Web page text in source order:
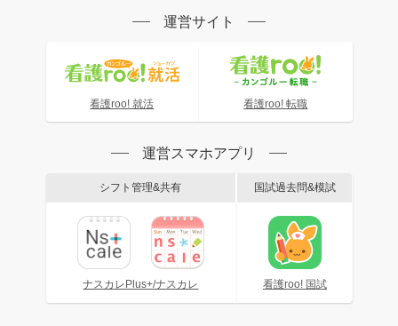
運営サイト
看護roo! 就活 看護roo! 転職
運営スマホアプリ
シフト管理&共有
ナスカレPlus+/ナスカレ
国試過去問&模試
看護roo! 国試